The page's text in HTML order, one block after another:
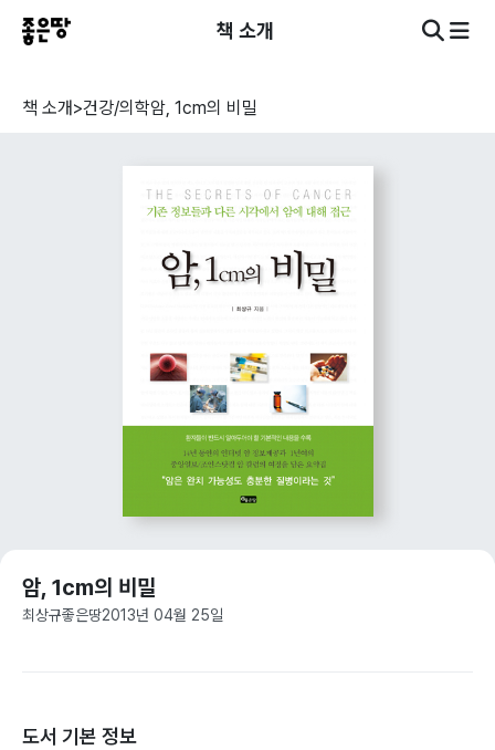
책 소개
책 소개>건강/의학암, 1cm의 비밀
암, 1cm의 비밀
최상규좋은땅2013년 04월 25일
도서 기본 정보